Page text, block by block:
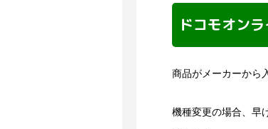
ドコモオン
商品がメーカーから
機種変更の場合、早